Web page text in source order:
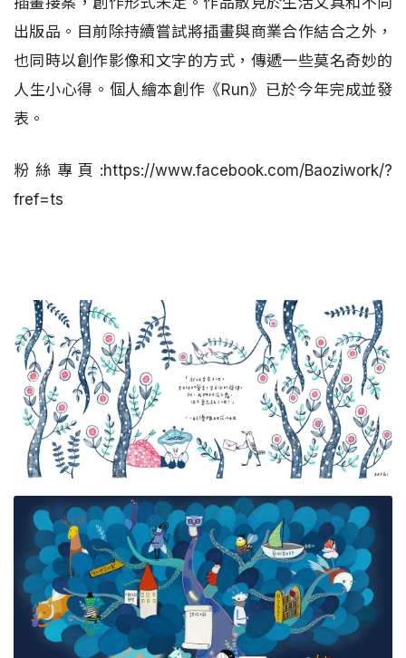
出版品。目前除持續嘗試將插畫與商業合作結合之外，
也同時以創作影像和文字的方式，傳遞一些莫名奇妙的
人生小心得。個人繪本創作《Run》已於今年完成並發
表。
粉絲專頁:https://www.facebook.com/Baoziwork/?
fref=ts